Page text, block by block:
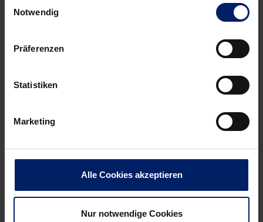
Notwendig
Präferenzen
Statistiken
Marketing
Alle Cookies akzeptieren
Nur notwendige Cookies